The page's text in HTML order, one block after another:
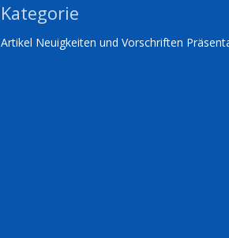
Kategorie
Artikel Neuigkeiten und Vorschriften